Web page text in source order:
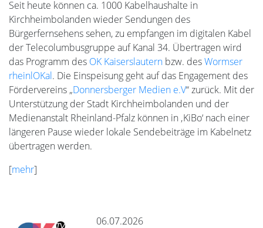
Seit heute können ca. 1000 Kabelhaushalte in
Kirchheimbolanden wieder Sendungen des
Bürgerfernsehens sehen, zu empfangen im digitalen Kabel
der Telecolumbusgruppe auf Kanal 34. Übertragen wird
das Programm des OK Kaiserslautern bzw. desWormser
rheinlOKal. Die Einspeisung geht auf das Engagement des
Fördervereins „Donnersberger Medien e.V“ zurück. Mit der
Unterstützung der Stadt Kirchheimbolanden und der
Medienanstalt Rheinland-Pfalz können in ‚KiBo‘ nach einer
längeren Pause wieder lokale Sendebeiträge im Kabelnetz
übertragen werden.
[mehr]
06.07.2026